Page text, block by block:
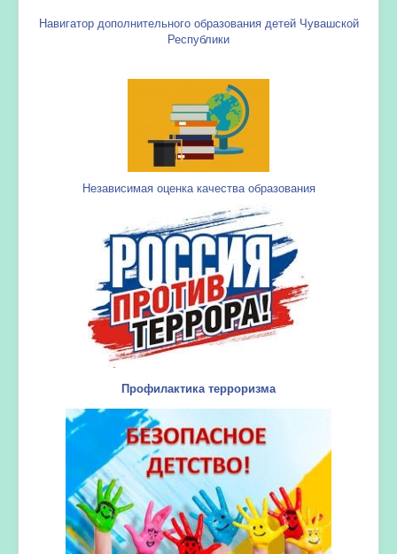
Навигатор дополнительного образования детей Чувашской
Республики
Независимая оценка качества образования
Профилактика терроризма